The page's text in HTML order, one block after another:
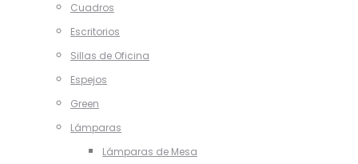
Cuadros
Escritorios
Sillas de Oficina
Espejos
Green
Lámparas
Lámparas de Mesa